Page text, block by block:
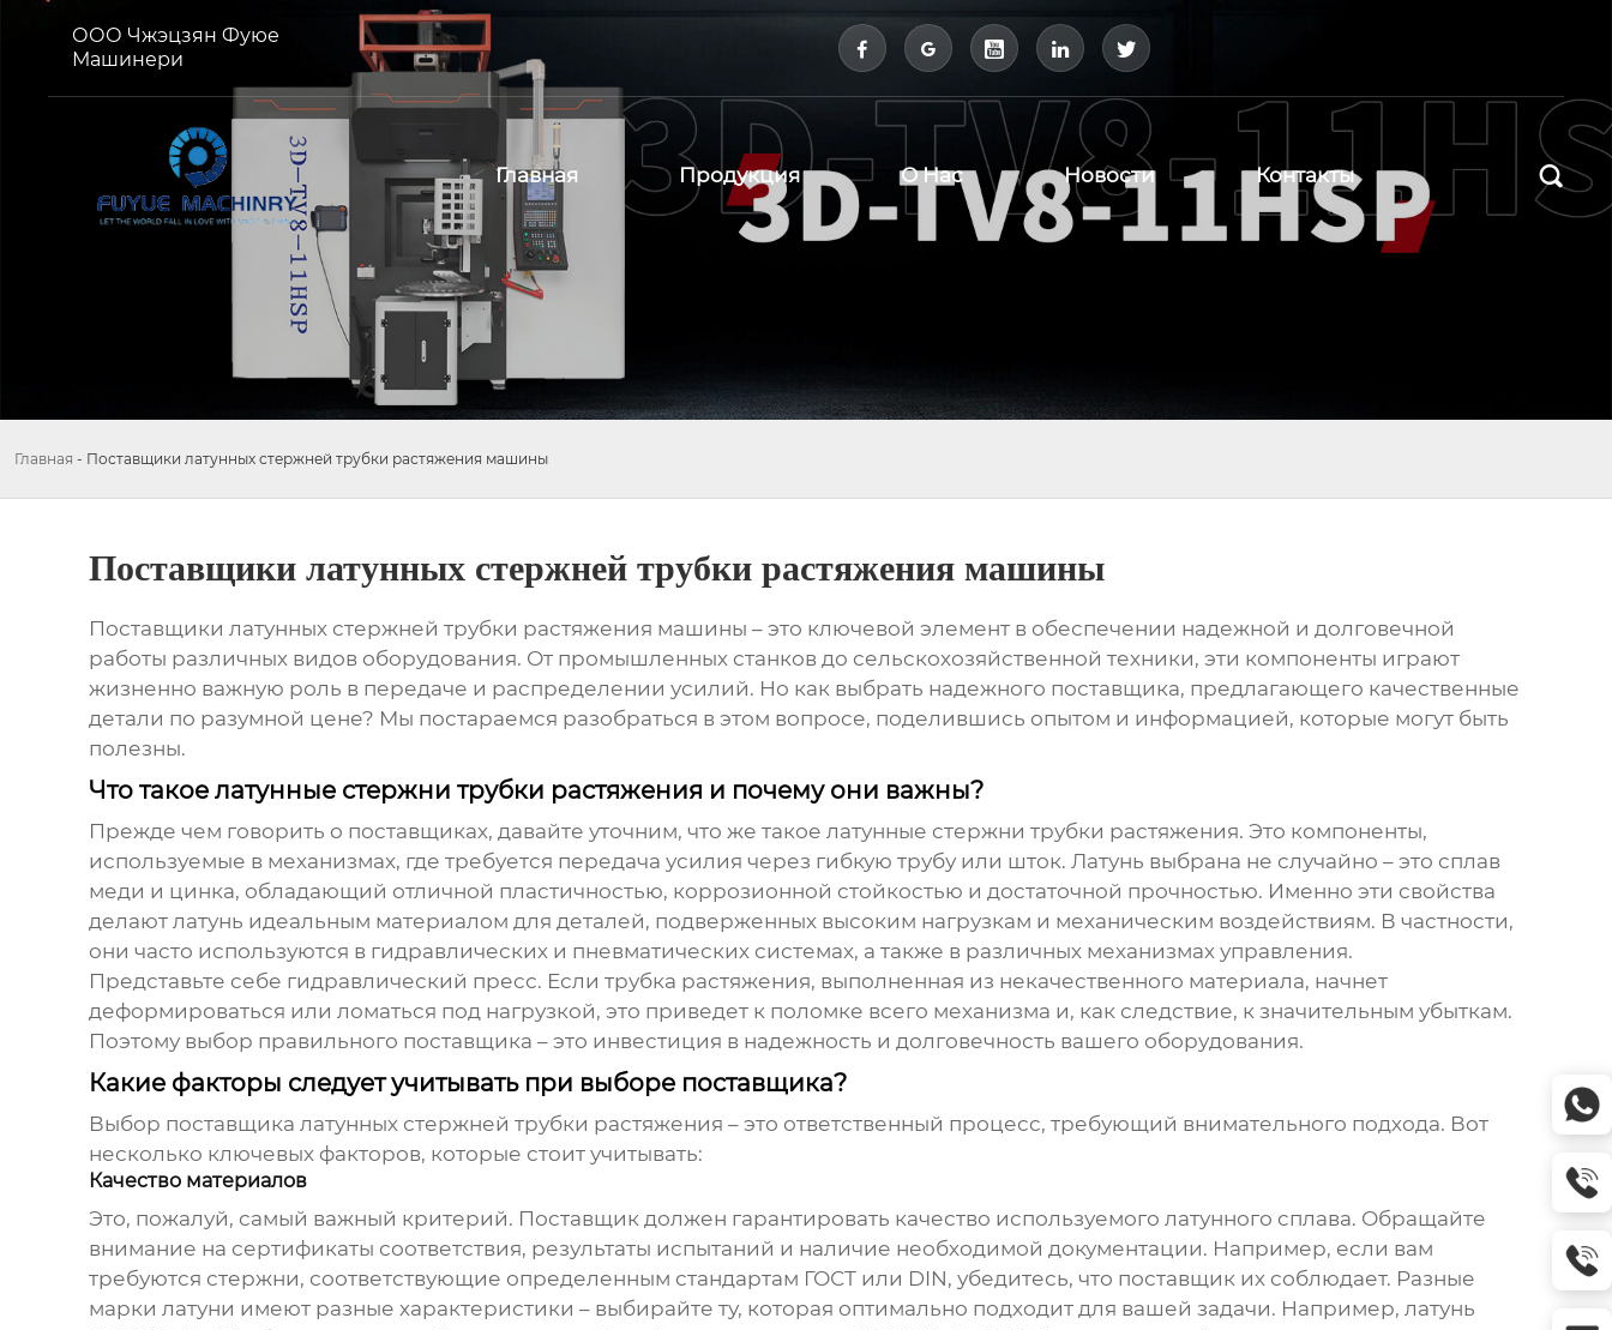
ООО Чжэцзян Фуюе
Машинери
    
Главная Продукция О Нас Новости Контакты 
Главная - Поставщики латунных стержней трубки растяжения машины
Поставщики латунных стержней трубки растяжения машины
Поставщики латунных стержней трубки растяжения машины – это ключевой элемент в обеспечении надежной и долговечной
работы различных видов оборудования. От промышленных станков до сельскохозяйственной техники, эти компоненты играют
жизненно важную роль в передаче и распределении усилий. Но как выбрать надежного поставщика, предлагающего качественные
детали по разумной цене? Мы постараемся разобраться в этом вопросе, поделившись опытом и информацией, которые могут быть
полезны.
Что такое латунные стержни трубки растяжения и почему они важны?
Прежде чем говорить о поставщиках, давайте уточним, что же такое латунные стержни трубки растяжения. Это компоненты,
используемые в механизмах, где требуется передача усилия через гибкую трубу или шток. Латунь выбрана не случайно – это сплав
меди и цинка, обладающий отличной пластичностью, коррозионной стойкостью и достаточной прочностью. Именно эти свойства
делают латунь идеальным материалом для деталей, подверженных высоким нагрузкам и механическим воздействиям. В частности,
они часто используются в гидравлических и пневматических системах, а также в различных механизмах управления.
Представьте себе гидравлический пресс. Если трубка растяжения, выполненная из некачественного материала, начнет
деформироваться или ломаться под нагрузкой, это приведет к поломке всего механизма и, как следствие, к значительным убыткам.
Поэтому выбор правильного поставщика – это инвестиция в надежность и долговечность вашего оборудования.
Какие факторы следует учитывать при выборе поставщика?
Выбор поставщика латунных стержней трубки растяжения – это ответственный процесс, требующий внимательного подхода. Вот
несколько ключевых факторов, которые стоит учитывать:
Качество материалов
Это, пожалуй, самый важный критерий. Поставщик должен гарантировать качество используемого латунного сплава. Обращайте
внимание на сертификаты соответствия, результаты испытаний и наличие необходимой документации. Например, если вам
требуются стержни, соответствующие определенным стандартам ГОСТ или DIN, убедитесь, что поставщик их соблюдает. Разные
марки латуни имеют разные характеристики – выбирайте ту, которая оптимально подходит для вашей задачи. Например, латунь